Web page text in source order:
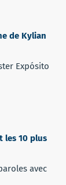
de Kylian
Expósito
les 10 plus
avec